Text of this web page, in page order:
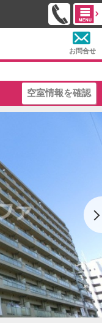
お問合せ
空室情報を確認